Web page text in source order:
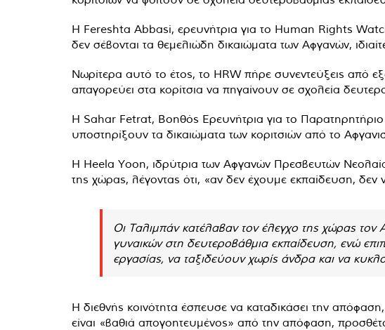
Η Fereshta Abbasi, ερευνήτρια για το Human Rights
δεν σέβονται τα θεμελιώδη δικαιώματα των Αφγανών,
Νωρίτερα αυτό το έτος, το HRW πήρε συνεντεύξεις από
απαγορεύει στα κορίτσια να πηγαίνουν σε σχολεία
Η Sahar Fetrat, Βοηθός Ερευνήτρια για το
υποστηρίξουν τα δικαιώματα των κοριτσιών από το
Η Heela Yoon, ιδρύτρια των Αφγανών Πρεσβευτών
της χώρας, λέγοντας ότι, «αν δεν έχουμε εκπαίδευση,
Οι Ταλιμπάν κατέλαβαν τον έλεγχο της χώρας
γυναικών στη δευτεροβάθμια εκπαίδευση, ενώ
εργασίας, να ταξιδεύουν χωρίς άνδρα και να
Η διεθνής κοινότητα έσπευσε να καταδικάσει την
είναι «βαθιά απογοητευμένος» από την απόφαση,